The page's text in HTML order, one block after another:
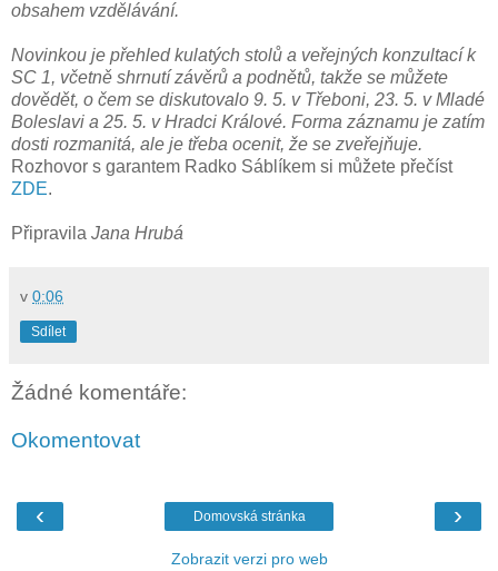
obsahem vzdělávání.
Novinkou je přehled kulatých stolů a veřejných konzultací k
SC 1, včetně shrnutí závěrů a podnětů, takže se můžete
dovědět, o čem se diskutovalo 9. 5. v Třeboni, 23. 5. v Mladé
Boleslavi a 25. 5. v Hradci Králové. Forma záznamu je zatím
dosti rozmanitá, ale je třeba ocenit, že se zveřejňuje.
Rozhovor s garantem Radko Sáblíkem si můžete přečíst
ZDE.
Připravila Jana Hrubá
v 0:06
Sdílet
Žádné komentáře:
Okomentovat
‹ ›
Domovská stránka
Zobrazit verzi pro web